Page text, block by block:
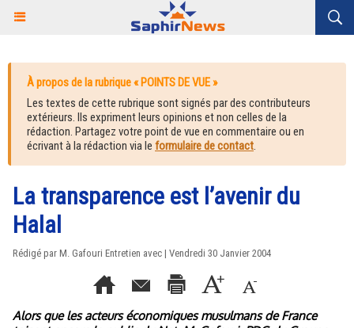
À propos de la rubrique « POINTS DE VUE »
Les textes de cette rubrique sont signés par des contributeurs
extérieurs. Ils expriment leurs opinions et non celles de la
rédaction. Partagez votre point de vue en commentaire ou en
écrivant à la rédaction via le formulaire de contact.
La transparence est l’avenir du
Halal
Rédigé par M. Gafouri Entretien avec | Vendredi 30 Janvier 2004
Alors que les acteurs économiques musulmans de France